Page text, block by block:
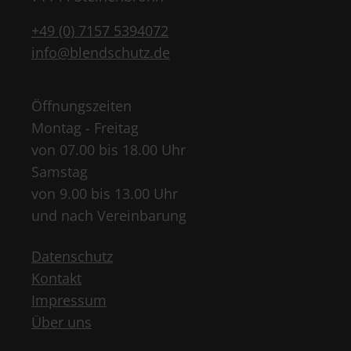
+49 (0) 7157 5394072
info@blendschutz.de
Öffnungszeiten
Montag - Freitag
von 07.00 bis 18.00 Uhr
Samstag
von 9.00 bis 13.00 Uhr
und nach Vereinbarung
Datenschutz
Kontakt
Impressum
Über uns